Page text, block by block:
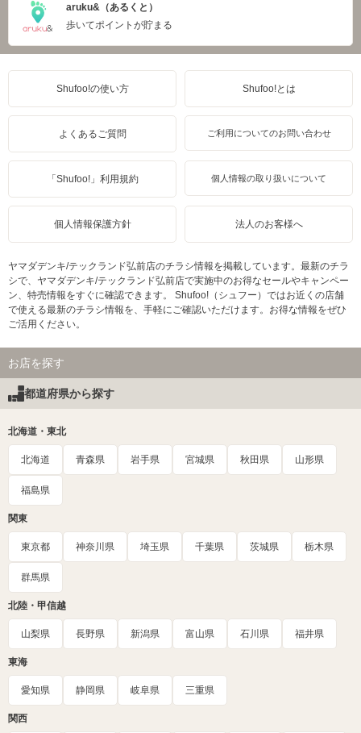
aruku&（あるくと）
歩いてポイントが貯まる
Shufoo!の使い方 Shufoo!とは
よくあるご質問 ご利用についてのお問い合わせ
「Shufoo!」利用規約 個人情報の取り扱いについて
個人情報保護方針 法人のお客様へ
ヤマダデンキ/テックランド弘前店のチラシ情報を掲載しています。最新のチラ
シで、ヤマダデンキ/テックランド弘前店で実施中のお得なセールやキャンペー
ン、特売情報をすぐに確認できます。 Shufoo!（シュフー）ではお近くの店舗
で使える最新のチラシ情報を、手軽にご確認いただけます。お得な情報をぜひ
ご活用ください。
お店を探す
都道府県から探す
北海道・東北
北海道 青森県 岩手県 宮城県 秋田県 山形県
福島県
関東
東京都 神奈川県 埼玉県 千葉県 茨城県 栃木県
群馬県
北陸・甲信越
山梨県 長野県 新潟県 富山県 石川県 福井県
東海
愛知県 静岡県 岐阜県 三重県
関西